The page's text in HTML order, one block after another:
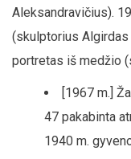
Aleksandravičius).
(skulptorius
portretas iš medžio
[1967 m.]
47 pakabinta
1940 m.